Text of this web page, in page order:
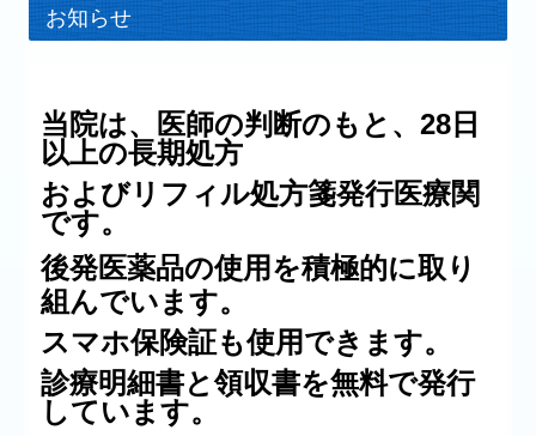
お知らせ
当院は、医師の判断のもと、28日
以上の長期処方
およびリフィル処方箋発行医療関
です。
後発医薬品の使用を積極的に取り
組んでいます。
スマホ保険証も使用できます。
診療明細書と領収書を無料で発行
しています。